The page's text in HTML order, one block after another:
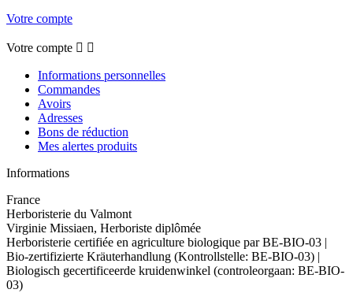
Votre compte
Votre compte  
Informations personnelles
Commandes
Avoirs
Adresses
Bons de réduction
Mes alertes produits
Informations
France
Herboristerie du Valmont
Virginie Missiaen, Herboriste diplômée
Herboristerie certifiée en agriculture biologique par BE-BIO-03 |
Bio-zertifizierte Kräuterhandlung (Kontrollstelle: BE-BIO-03) |
Biologisch gecertificeerde kruidenwinkel (controleorgaan: BE-BIO-
03)